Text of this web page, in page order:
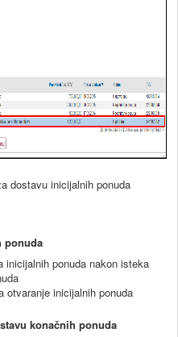
dostavu inicijalnih ponuda
ponuda
inicijalnih ponuda nakon isteka
otvaranje inicijalnih ponuda
konačnih ponuda